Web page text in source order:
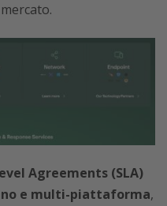
Agreements (SLA)
e multi-piattaforma,